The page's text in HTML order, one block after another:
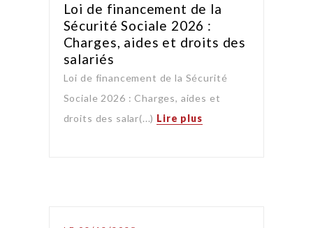
Loi de financement de la
Sécurité Sociale 2026 :
Charges, aides et droits des
salariés
Loi de financement de la Sécurité
Sociale 2026 : Charges, aides et
droits des salar(...) Lire plus